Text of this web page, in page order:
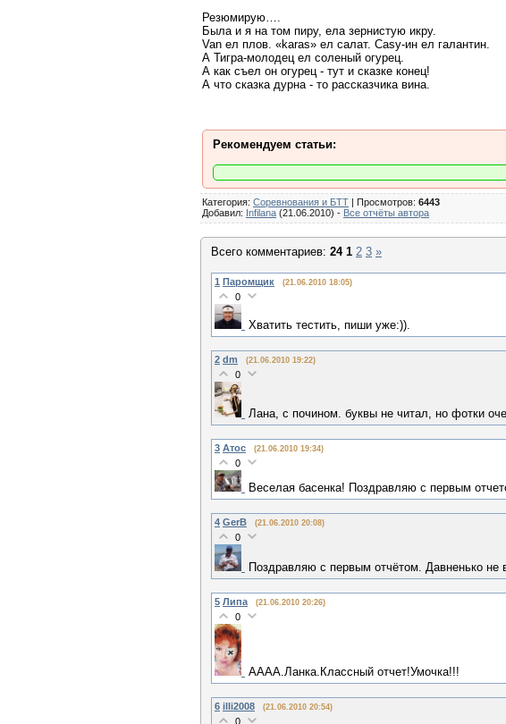
Резюмирую….
Была и я на том пиру, ела зернистую икру.
Van ел плов. «karas» ел салат. Casy-ин ел галантин.
А Тигра-молодец ел соленый огурец.
А как съел он огурец - тут и сказке конец!
А что сказка дурна - то рассказчика вина.
Рекомендуем статьи:
Категория: Соревнования и БТТ | Просмотров: 6443
Добавил: Infilana (21.06.2010) - Все отчёты автора
Всего комментариев: 24 1 2 3 »
1 Паромщик (21.06.2010 18:05)
0
Хватить тестить, пиши уже:)).
2 dm (21.06.2010 19:22)
0
Лана, с почином. буквы не читал, но фотки
3 Атос (21.06.2010 19:34)
0
Веселая басенка! Поздравляю с первым
4 GerB (21.06.2010 20:08)
0
Поздравляю с первым отчётом. Давненько не
5 Липа (21.06.2010 20:26)
0
АААА.Ланка.Классный отчет!Умочка!!!
6 illi2008 (21.06.2010 20:54)
0